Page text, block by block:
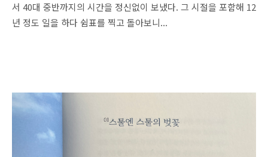
서 40대 중반까지의 시간을 정신없이 보냈다. 그 시절을 포함해 12
년 정도 일을 하다 쉼표를 찍고 돌아보니...